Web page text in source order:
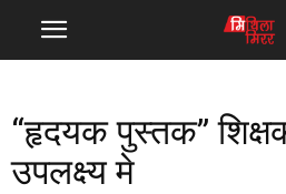
“हृदयक पुस्तक”
उपलक्ष्य मे